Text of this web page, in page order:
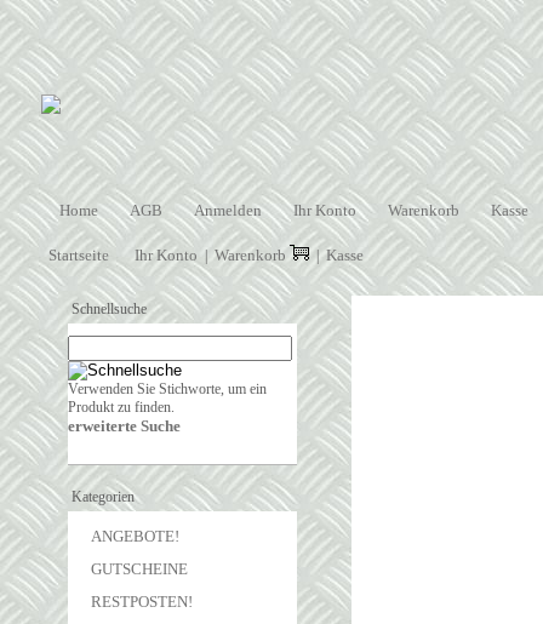
Home AGB Anmelden Ihr Konto Warenkorb Kasse
Startseite Ihr Konto |Warenkorb |Kasse
Schnellsuche
Verwenden Sie Stichworte, um ein
Produkt zu finden.
erweiterte Suche
Kategorien
ANGEBOTE!
GUTSCHEINE
RESTPOSTEN!